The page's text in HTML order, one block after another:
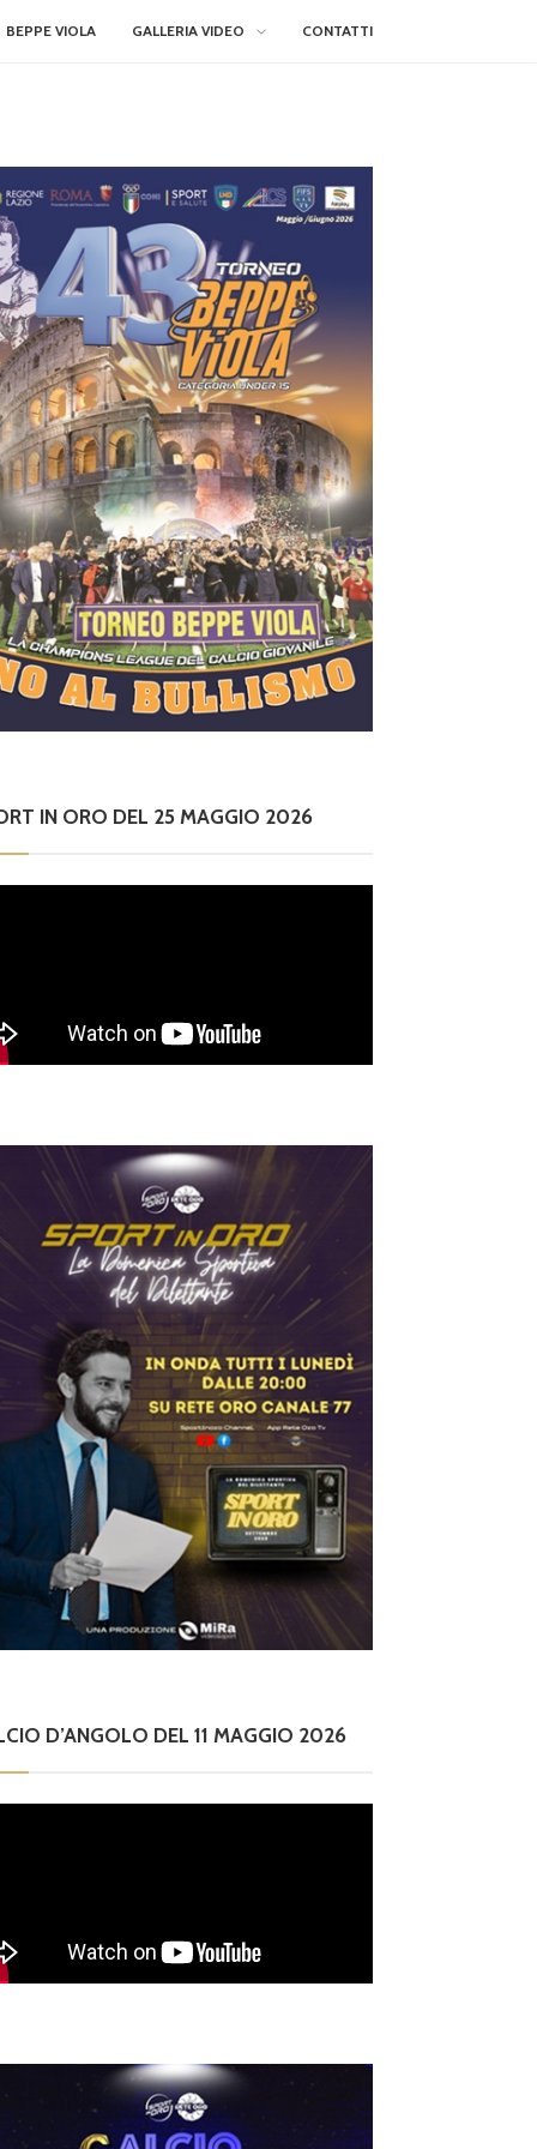
BEPPE VIOLA GALLERIA VIDEO CONTATTI
IN ORO DEL 25 MAGGIO 2026
D’ANGOLO DEL 11 MAGGIO 2026